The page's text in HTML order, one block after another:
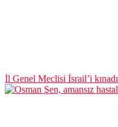
İl Genel Meclisi İsrail’i kınadı